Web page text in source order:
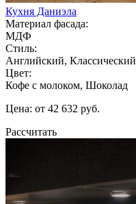
Кухня Даниэла
Материал фасада:
МДФ
Стиль:
Английский, Классический
Цвет:
Кофе с молоком, Шоколад
Цена: от 42 632 руб.
Рассчитать